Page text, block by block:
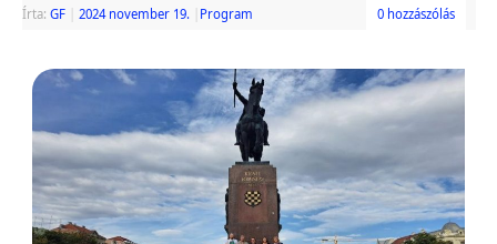
Írta: GF 2024 november 19. Program 0 hozzászólás